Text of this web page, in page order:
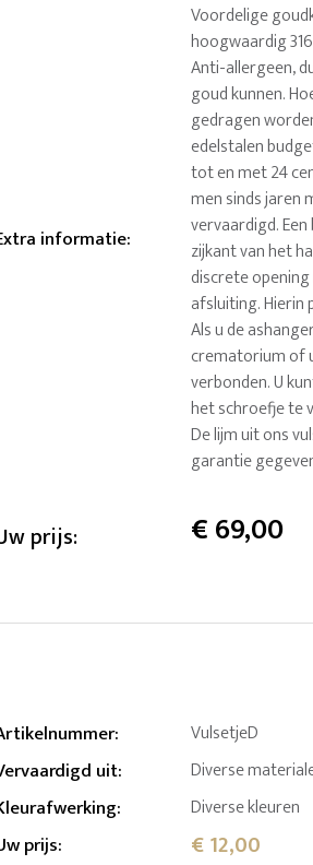
informatie:
Voordelige
hoogwaardig
Anti-allergeen,
goud kunnen.
gedragen
edelstalen
tot en met 24
men sinds jaren
vervaardigd.
zijkant van het
discrete
afsluiting. Hierin
Als u de
crematorium of
verbonden. U
het schroefje te
De lijm uit ons
garantie
prijs: €69,00
: VulsetjeD
uit: Diverse
: Diverse kleuren
prijs: € 12,00